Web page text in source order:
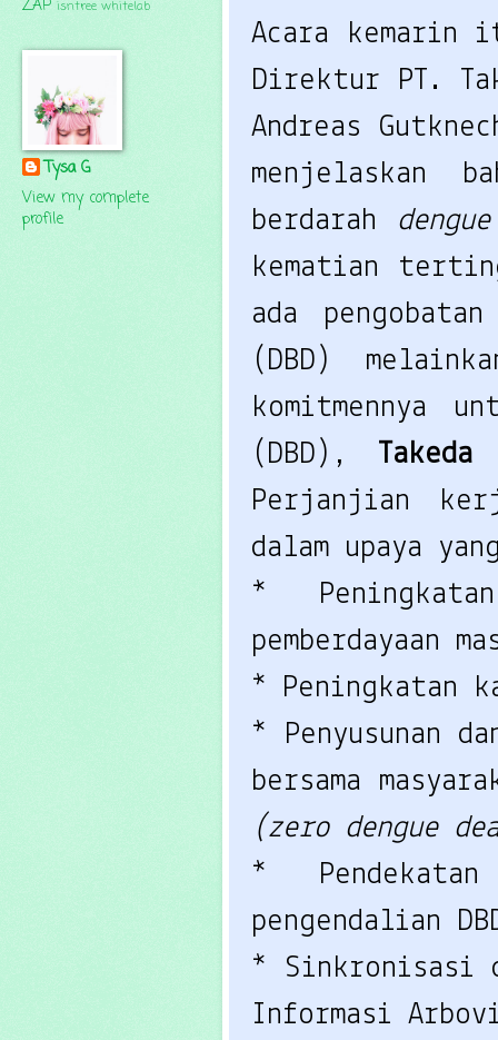
Acara kemarin
Direktur PT.
Andreas
menjelaskan
berdarah dengue
kematian
ada
(DBD)
komitmennya
(DBD), Takeda
Perjanjian
dalam upaya
*
pemberdayaan
* Peningkatan
* Penyusunan
bersama
(zero dengue
*
pengendalian
* Sinkronisasi
Informasi
ZAP isntree whitelab
Tysa G
View my complete
profile